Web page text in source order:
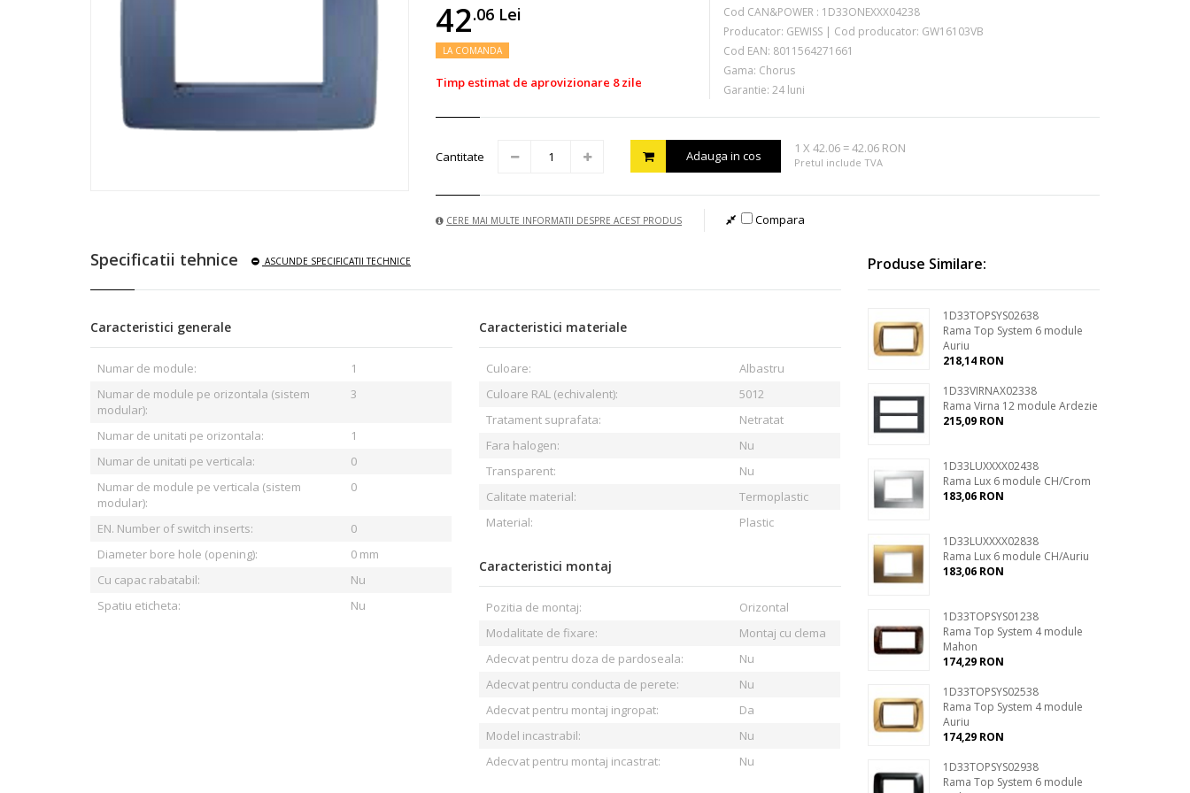
42.06 Lei
LA COMANDA
Timp estimat de aprovizionare 8 zile
Cod CAN&POWER : 1D33ONEXXX04238
Producator: GEWISS | Cod producator: GW16103VB
Cod EAN: 8011564271661
Gama: Chorus
Garantie: 24 luni
Cantitate Adauga in cos 1 X 42.06 =42.06 RON
Pretul include TVA
CERE MAI MULTE INFORMATII DESPRE ACEST PRODUS Compara
Specificatii tehnice ASCUNDE SPECIFICATII TECHNICE
Caracteristici generale
Numar de module:
1
Numar de module pe orizontala (sistem
modular):
3
Numar de unitati pe orizontala:
1
Numar de unitati pe verticala:
0
Numar de module pe verticala (sistem
modular):
0
EN. Number of switch inserts:
0
Diameter bore hole (opening):
0 mm
Cu capac rabatabil:
Nu
Spatiu eticheta:
Nu
Caracteristici materiale
Culoare:
Albastru
Culoare RAL (echivalent):
5012
Tratament suprafata:
Netratat
Fara halogen:
Nu
Transparent:
Nu
Calitate material:
Termoplastic
Material:
Plastic
Caracteristici montaj
Pozitia de montaj:
Orizontal
Modalitate de fixare:
Montaj cu clema
Adecvat pentru doza de pardoseala:
Nu
Adecvat pentru conducta de perete:
Nu
Adecvat pentru montaj ingropat:
Da
Model incastrabil:
Nu
Adecvat pentru montaj incastrat:
Nu
Produse Similare:
1D33TOPSYS02638
Rama Top System 6 module
Auriu
218,14 RON
1D33VIRNAX02338
Rama Virna 12 module Ardezie
215,09 RON
1D33LUXXXX02438
Rama Lux 6 module CH/Crom
183,06 RON
1D33LUXXXX02838
Rama Lux 6 module CH/Auriu
183,06 RON
1D33TOPSYS01238
Rama Top System 4 module
Mahon
174,29 RON
1D33TOPSYS02538
Rama Top System 4 module
Auriu
174,29 RON
1D33TOPSYS02938
Rama Top System 6 module